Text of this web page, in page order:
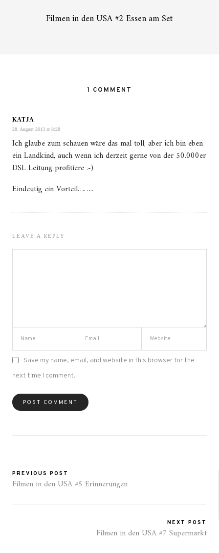
Filmen in den USA #2 Essen am Set
1 COMMENT
KATJA
28. August 2013 at 8:28
Ich glaube zum schauen wäre das mal toll, aber ich bin eben
ein Landkind, auch wenn ich derzeit gerne von der 50.000er
DSL Leitung profitiere .-)
Eindeutig ein Vorteil……..
LEAVE A REPLY
Save my name, email, and website in this browser for the
next time I comment.
PREVIOUS POST
Filmen in den USA #5 Erinnerungen
NEXT POST
Filmen in den USA #7 Supermarkt